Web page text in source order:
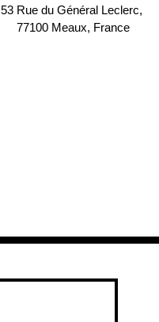
53 Rue du Général Leclerc,
77100 Meaux, France